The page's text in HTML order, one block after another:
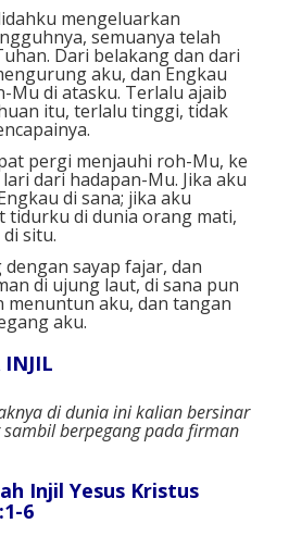
mengeluarkan
semuanya telah
Dari belakang dan dari
aku, dan Engkau
Mu di atasku. Terlalu ajaib
itu, terlalu tinggi, tidak
pergi menjauhi roh-Mu, ke
dari hadapan-Mu. Jika aku
di sana; jika aku
tidurku di dunia orang mati,
situ.
sayap fajar, dan
di ujung laut, di sana pun
menuntun aku, dan tangan
aku.
INJIL
di dunia ini kalian bersinar
berpegang pada firman
Injil Yesus Kristus
6